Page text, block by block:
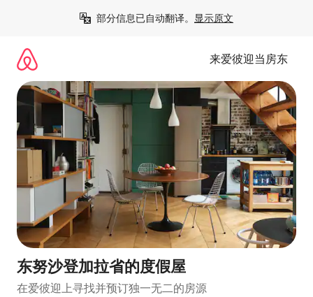
部分信息已自动翻译。 显示原文
来爱彼迎当房东
东努沙登加拉省的度假屋
在爱彼迎上寻找并预订独一无二的房源